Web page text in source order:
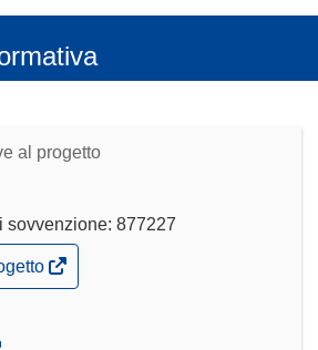
al progetto
sovvenzione: 877227